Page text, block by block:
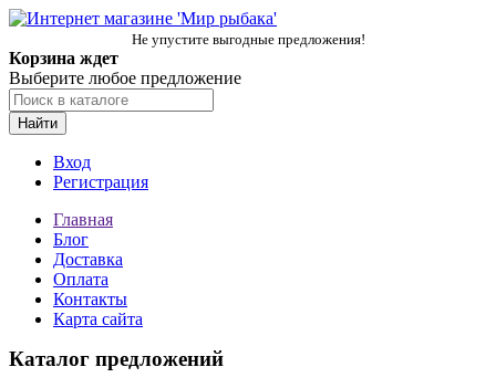
Не упустите выгодные предложения!
Корзина ждет
Выберите любое предложение
Найти
Вход
Регистрация
Главная
Блог
Доставка
Оплата
Контакты
Карта сайта
Каталог предложений